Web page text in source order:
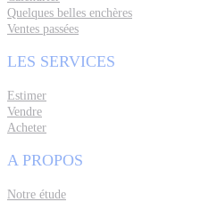
Quelques belles enchères
Ventes passées
LES SERVICES
Estimer
Vendre
Acheter
A PROPOS
Notre étude